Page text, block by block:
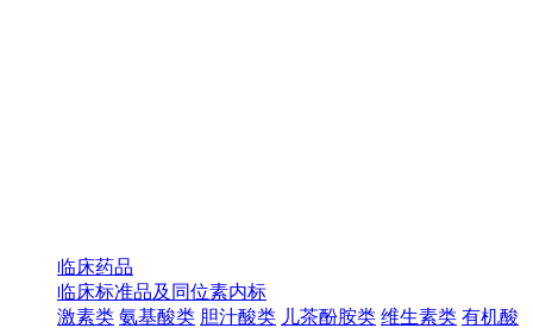
临床药品
临床标准品及同位素内标
激素类 氨基酸类 胆汁酸类 儿茶酚胺类 维生素类 有机酸